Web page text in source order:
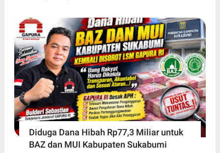
Diduga Dana Hibah Rp77,3 Miliar untuk
BAZ dan MUI Kabupaten Sukabumi